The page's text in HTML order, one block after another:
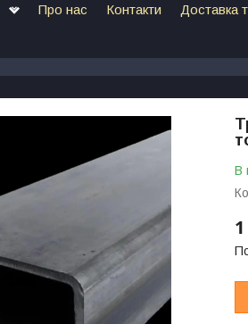
Про нас Контакти Доставка
В